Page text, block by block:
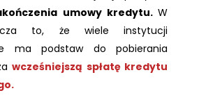
umowy kredytu.W
to, że wiele instytucji
ma podstaw do pobierania
wcześniejszą spłatę kredytu